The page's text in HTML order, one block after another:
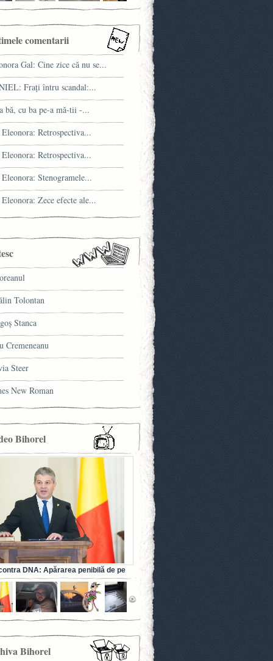
comentarii
Gal: Cine zice că nu se...
Fraţi întru scandal:...
bă, cu ba pe-a mă-tii -...
Retrospectiva...
Retrospectiva...
Stenogramele...
Zece efecte ale...
Tolontan
Stanca
Cremeneanu
Steer
New Roman
Bihorel
DNA: Apărarea penibilă de pe
fostului ministru al Sănătății (VIDEO)
Bihorel